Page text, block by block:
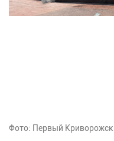
Фото: Первый